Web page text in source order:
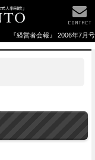
『経営者会報』 2006年7月号
CONTACT